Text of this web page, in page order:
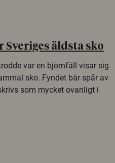
Sveriges äldsta sko
var en björnfäll visar sig
sko. Fyndet bär spår av
som mycket ovanligt i